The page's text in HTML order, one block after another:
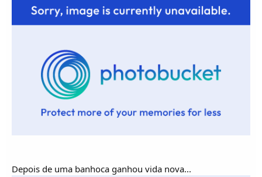
Depois de uma banhoca ganhou vida nova...